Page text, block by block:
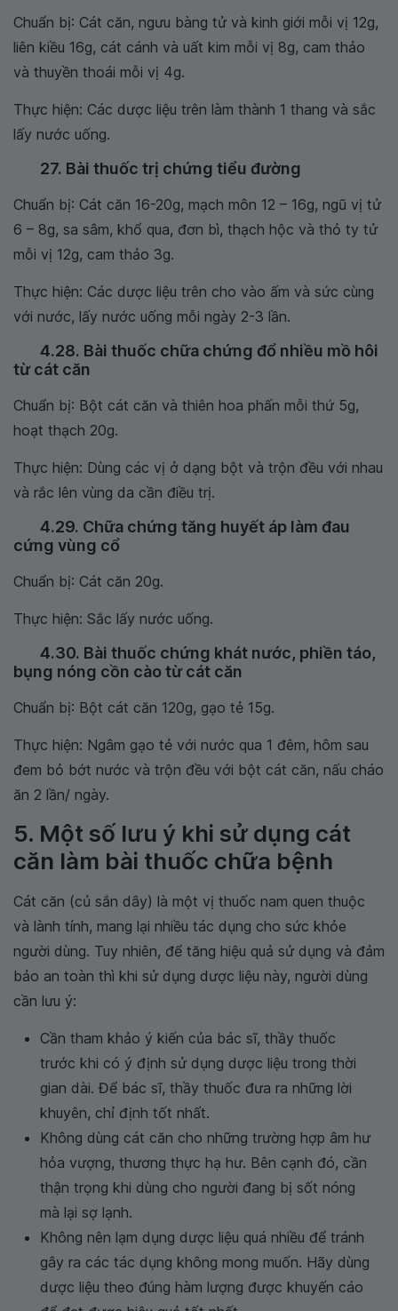
Chuẩn bị: Cát căn, ngưu bàng tử và kinh giới mỗi vị 12g,
liên kiều 16g, cát cánh và uất kim mỗi vị 8g, cam thảo
và thuyền thoái mỗi vị 4g.
Thực hiện: Các dược liệu trên làm thành 1 thang và sắc
lấy nước uống.
27. Bài thuốc trị chứng tiểu đường
Chuẩn bị: Cát căn 16-20g, mạch môn 12 – 16g, ngũ vị tử
6 – 8g, sa sâm, khổ qua, đơn bì, thạch hộc và thỏ ty tử
mỗi vị 12g, cam thảo 3g.
Thực hiện: Các dược liệu trên cho vào ấm và sức cùng
với nước, lấy nước uống mỗi ngày 2-3 lần.
4.28. Bài thuốc chữa chứng đổ nhiều mồ hôi
từ cát căn
Chuẩn bị: Bột cát căn và thiên hoa phấn mỗi thứ 5g,
hoạt thạch 20g.
Thực hiện: Dùng các vị ở dạng bột và trộn đều với nhau
và rắc lên vùng da cần điều trị.
4.29. Chữa chứng tăng huyết áp làm đau
cứng vùng cổ
Chuẩn bị: Cát căn 20g.
Thực hiện: Sắc lấy nước uống.
4.30. Bài thuốc chứng khát nước, phiền táo,
bụng nóng cồn cào từ cát căn
Chuẩn bị: Bột cát căn 120g, gạo tẻ 15g.
Thực hiện: Ngâm gạo tẻ với nước qua 1 đêm, hôm sau
đem bỏ bớt nước và trộn đều với bột cát căn, nấu cháo
ăn 2 lần/ ngày.
5. Một số lưu ý khi sử dụng cát
căn làm bài thuốc chữa bệnh
Cát căn (củ sắn dây) là một vị thuốc nam quen thuộc
và lành tính, mang lại nhiều tác dụng cho sức khỏe
người dùng. Tuy nhiên, để tăng hiệu quả sử dụng và đảm
bảo an toàn thì khi sử dụng dược liệu này, người dùng
cần lưu ý:
Cần tham khảo ý kiến của bác sĩ, thầy thuốc
trước khi có ý định sử dụng dược liệu trong thời
gian dài. Để bác sĩ, thầy thuốc đưa ra những lời
khuyên, chỉ định tốt nhất.
Không dùng cát căn cho những trường hợp âm hư
hỏa vượng, thương thực hạ hư. Bên cạnh đó, cần
thận trọng khi dùng cho người đang bị sốt nóng
mà lại sợ lạnh.
Không nên lạm dụng dược liệu quá nhiều để tránh
gây ra các tác dụng không mong muốn. Hãy dùng
dược liệu theo đúng hàm lượng được khuyến cáo